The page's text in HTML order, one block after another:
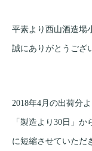
平素より西山酒造場
誠にありがとうござ
2018年4月の出荷分
「製造より30日」か
に短縮させていただ